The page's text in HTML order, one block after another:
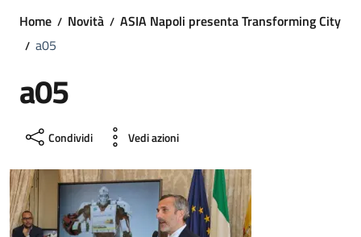
Home Novità
ASIA Napoli presenta Transforming City
a05
a05
Condividi Vedi azioni